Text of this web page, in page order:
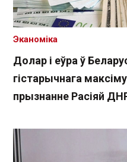
Долар і еўра ў
гістарычнага
прызнанне Расіяй
Эканоміка